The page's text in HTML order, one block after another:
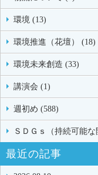
環境 (13)
環境推進（花壇） (18)
環境未来創造 (33)
講演会 (1)
週初め (588)
ＳＤＧｓ（持続可能
最近の記事